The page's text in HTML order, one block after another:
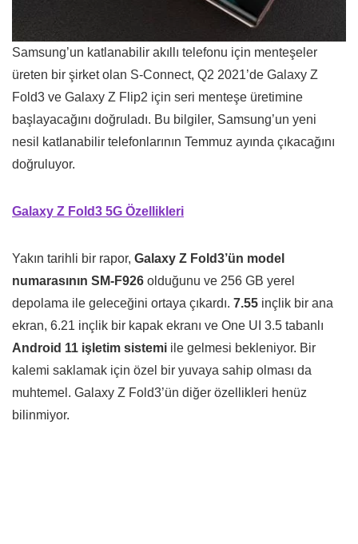
Samsung’un katlanabilir akıllı telefonu için menteşeler
üreten bir şirket olan S-Connect, Q2 2021’de Galaxy Z
Fold3 ve Galaxy Z Flip2 için seri menteşe üretimine
başlayacağını doğruladı. Bu bilgiler, Samsung’un yeni
nesil katlanabilir telefonlarının Temmuz ayında çıkacağını
doğruluyor.
Galaxy Z Fold3 5G Özellikleri
Yakın tarihli bir rapor, Galaxy Z Fold3’ün model
numarasının SM-F926 olduğunu ve 256 GB yerel
depolama ile geleceğini ortaya çıkardı. 7.55 inçlik bir ana
ekran, 6.21 inçlik bir kapak ekranı ve One UI 3.5 tabanlı
Android 11 işletim sistemi ile gelmesi bekleniyor. Bir
kalemi saklamak için özel bir yuvaya sahip olması da
muhtemel. Galaxy Z Fold3’ün diğer özellikleri henüz
bilinmiyor.